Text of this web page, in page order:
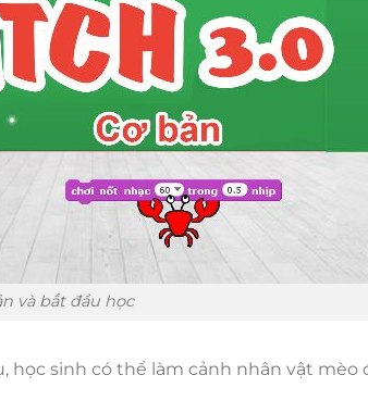
và bắt đầu học
học sinh có thể làm cảnh nhân vật mèo